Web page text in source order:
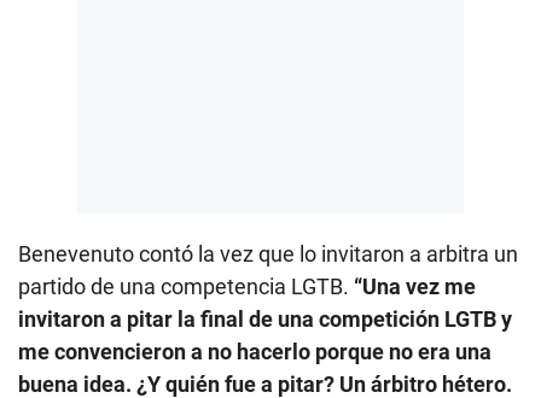
Benevenuto contó la vez que lo invitaron a arbitra un
partido de una competencia LGTB. “Una vez me
invitaron a pitar la final de una competición LGTB y
me convencieron a no hacerlo porque no era una
buena idea. ¿Y quién fue a pitar? Un árbitro hétero.